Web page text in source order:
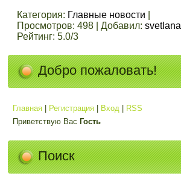
Категория: Главные новости
Просмотров: 498 |Добавил: svetlana
Рейтинг: 5.0/3
Добро пожаловать!
Главная Регистрация Вход
RSS
Приветствую Вас Гость
Поиск